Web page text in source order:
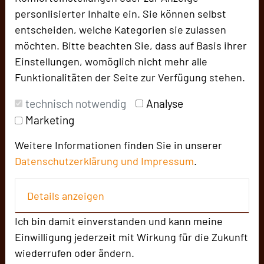
personlisierter Inhalte ein. Sie können selbst
entscheiden, welche Kategorien sie zulassen
möchten. Bitte beachten Sie, dass auf Basis ihrer
Einstellungen, womöglich nicht mehr alle
Funktionalitäten der Seite zur Verfügung stehen.
technisch notwendig
Analyse
Marketing
Weitere Informationen finden Sie in unserer
Datenschutzerklärung und Impressum.
Details anzeigen
Ich bin damit einverstanden und kann meine
Einwilligung jederzeit mit Wirkung für die Zukunft
wiederrufen oder ändern.
Das Ringhotel sKreuz mit der Berghütte
Kraterblick verbindet moderne
Tagungskompetenz und familiäre
Gastgeberkultur. Für Firmen und
Businessgäste entstehen hier nicht nur
Veranstaltungen, sondern unvergessliche
Events an einem Ort mit Charakter, Qualität und
Auszeichnung.
URL:https://www.skreuz.de/
https://www.skreuz.de/tagen-